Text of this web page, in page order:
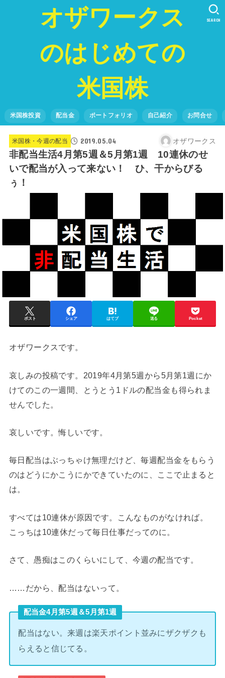
オザワークス
のはじめての
米国株
米国株投資 配当金 ポートフォリオ 自己紹介 お問合せ
SEARCH
米国株・今週の配当 2019.05.04 オザワークス
非配当生活4月第5週＆5月第1週 10連休のせ
いで配当が入って来ない！ ひ、干からびる
ぅ！
ポスト シェア はてブ 送る Pocket
オザワークスです。
哀しみの投稿です。2019年4月第5週から5月第1週にか
けてのこの一週間、とうとう1ドルの配当金も得られま
せんでした。
哀しいです。悔しいです。
毎日配当はぶっちゃけ無理だけど、毎週配当金をもらう
のはどうにかこうにかできていたのに、ここで止まると
は。
すべては10連休が原因です。こんなものがなければ。
こっちは10連休だって毎日仕事だってのに。
さて、愚痴はこのくらいにして、今週の配当です。
……だから、配当はないって。
配当金4月第5週＆5月第1週
配当はない。来週は楽天ポイント並みにザクザクも
らえると信じてる。